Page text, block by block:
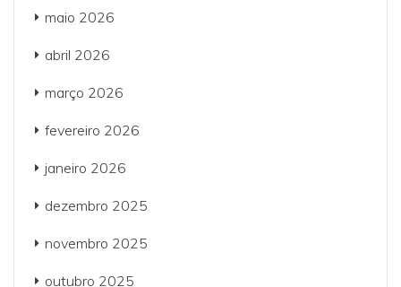
maio 2026
abril 2026
março 2026
fevereiro 2026
janeiro 2026
dezembro 2025
novembro 2025
outubro 2025